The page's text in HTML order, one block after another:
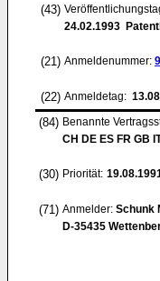
(43)
24.02.1993
(21) Anmeldenummer:
(22) Anmeldetag:
(84) Benannte
CH DE ES FR GB
(30) Priorität:
(71) Anmelder: Schunk
D-35435